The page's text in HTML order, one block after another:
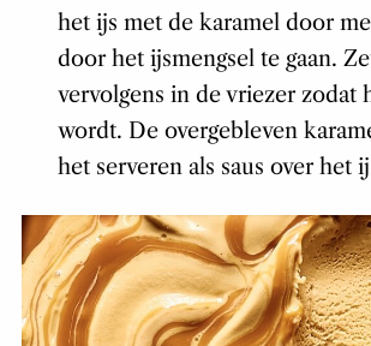
het ijs met de karamel door
door het ijsmengsel te gaan.
vervolgens in de vriezer zodat
wordt. De overgebleven
het serveren als saus over het